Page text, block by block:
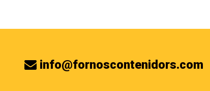
info@fornoscontenidors.com